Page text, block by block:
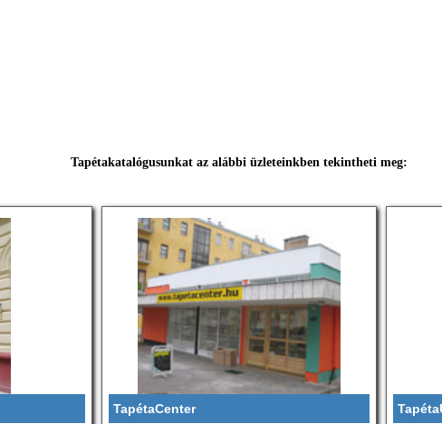
Tapétakatalógusunkat az alábbi üzleteinkben tekintheti meg:
TapétaCenter